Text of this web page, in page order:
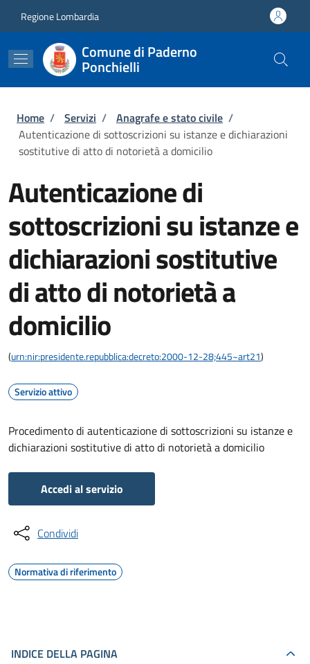
Regione Lombardia
Comune di Paderno
Ponchielli
Briciole di pane
Home / Servizi / Anagrafe e stato civile /
Autenticazione di sottoscrizioni su istanze e dichiarazioni
sostitutive di atto di notorietà a domicilio
Autenticazione di
sottoscrizioni su istanze e
dichiarazioni sostitutive
di atto di notorietà a
domicilio
(urn:nir:presidente.repubblica:decreto:2000-12-28;445~art21)
Servizio attivo
Procedimento di autenticazione di sottoscrizioni su istanze e
dichiarazioni sostitutive di atto di notorietà a domicilio
Accedi al servizio
Condividi
Normativa di riferimento
INDICE DELLA PAGINA